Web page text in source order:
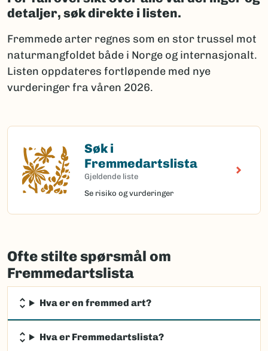
detaljer, søk direkte i listen.
Fremmede arter regnes som en stor trussel mot
naturmangfoldet både i Norge og internasjonalt.
Listen oppdateres fortløpende med nye
vurderinger fra våren 2026.
Søk i
Fremmedartslista
Gjeldende liste
Se risiko og vurderinger
Søk i Fremmedartslista
Ofte stilte spørsmål om
Fremmedartslista
Hva er en fremmed art?
Hva er Fremmedartslista?